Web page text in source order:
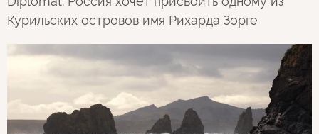
Курильских островов имя Рихарда Зорге